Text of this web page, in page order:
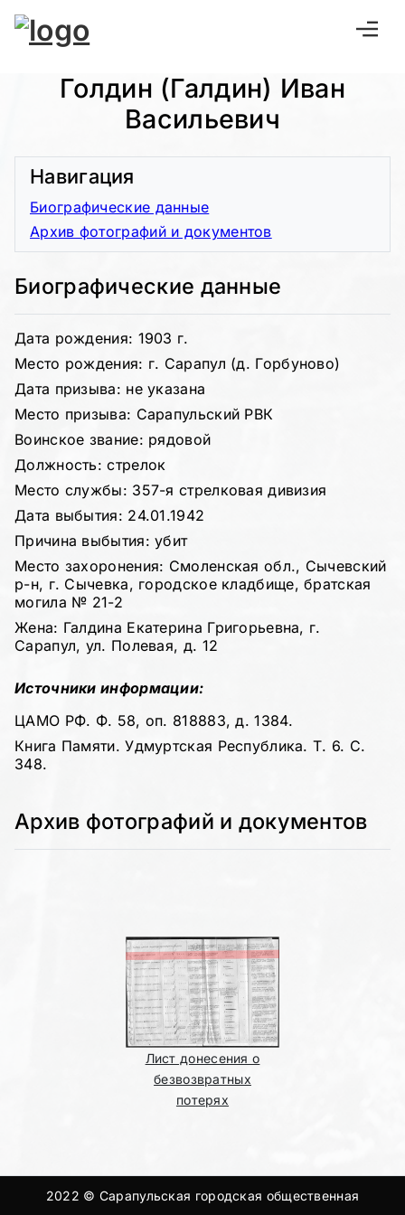
Голдин (Галдин) Иван
Васильевич
Биографические данные
Дата рождения: 1903 г.
Место рождения: г. Сарапул (д. Горбуново)
Дата призыва: не указана
Место призыва: Сарапульский РВК
Воинское звание: рядовой
Должность: стрелок
Место службы: 357-я стрелковая дивизия
Дата выбытия: 24.01.1942
Причина выбытия: убит
Место захоронения: Смоленская обл., Сычевский
р-н, г. Сычевка, городское кладбище, братская
могила № 21-2
Жена: Галдина Екатерина Григорьевна, г.
Сарапул, ул. Полевая, д. 12
Источники информации:
ЦАМО РФ. Ф. 58, оп. 818883, д. 1384.
Книга Памяти. Удмуртская Республика. Т. 6. С.
348.
Навигация
Биографические данные
Архив фотографий и документов
Архив фотографий и документов
Лист донесения о
безвозвратных
потерях
2022 © Сарапульская городская общественная